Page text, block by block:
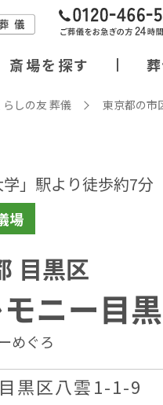
斎場を探す
らしの友 葬儀 東京都の市
学」駅より徒歩約7分
場
目黒区
ニー目黒
めぐろ
黒区八雲1-1-9